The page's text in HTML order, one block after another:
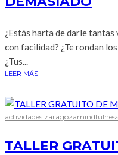
¿Estás harta de darle tantas
con facilidad? ¿Te rondan
¿Tus...
LEER MÁS
actividades zaragozamindfulness
TALLER